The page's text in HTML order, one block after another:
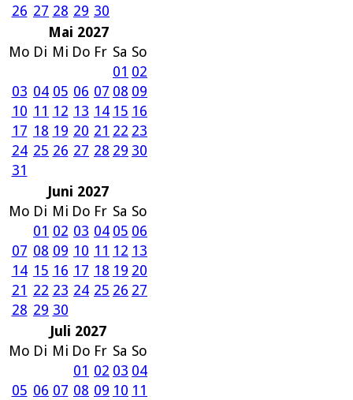
26 27 28 29 30
Mai 2027
Mo Di Mi Do Fr Sa So
01 02
03 04 05 06 07 08 09
10 11 12 13 14 15 16
17 18 19 20 21 22 23
24 25 26 27 28 29 30
31
Juni 2027
Mo Di Mi Do Fr Sa So
01 02 03 04 05 06
07 08 09 10 11 12 13
14 15 16 17 18 19 20
21 22 23 24 25 26 27
28 29 30
Juli 2027
Mo Di Mi Do Fr Sa So
01 02 03 04
05 06 07 08 09 10 11